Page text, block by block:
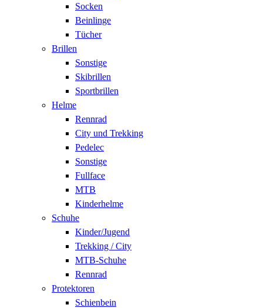
Socken
Beinlinge
Tücher
Brillen
Sonstige
Skibrillen
Sportbrillen
Helme
Rennrad
City und Trekking
Pedelec
Sonstige
Fullface
MTB
Kinderhelme
Schuhe
Kinder/Jugend
Trekking / City
MTB-Schuhe
Rennrad
Protektoren
Schienbein